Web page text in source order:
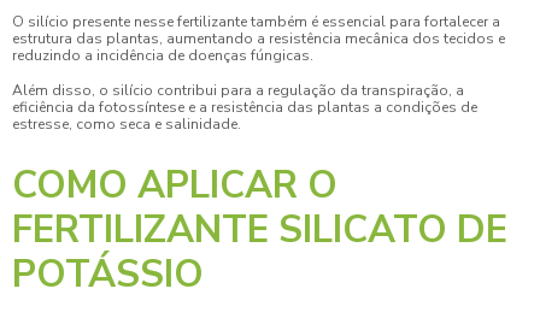
O silício presente nesse fertilizante também é essencial para fortalecer a
estrutura das plantas, aumentando a resistência mecânica dos tecidos e
reduzindo a incidência de doenças fúngicas.
Além disso, o silício contribui para a regulação da transpiração, a
eficiência da fotossíntese e a resistência das plantas a condições de
estresse, como seca e salinidade.
COMO APLICAR O
FERTILIZANTE SILICATO DE
POTÁSSIO